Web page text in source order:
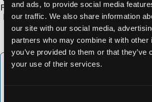
and ads, to provide social media
our traffic. We also share information
our site with our social media,
partners who may combine it with other
you’ve provided to them or that they’ve
your use of their services.
Fachwissen, unsere
Infrastruktur und die neuesten
optimale Logistiklösungen